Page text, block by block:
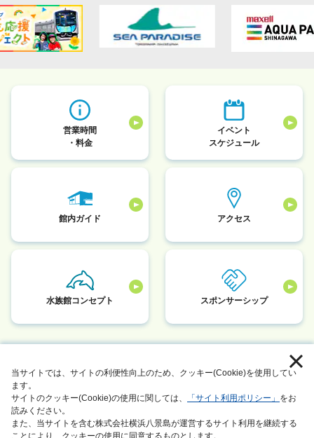
当サイトでは、サイトの利便性向上のため、クッキー(Cookie)を使用してい
ます。
サイトのクッキー(Cookie)の使用に関しては、
「サイト利用ポリシー」 をお
読みください。
また、当サイトを含む株式会社横浜八景島が運営するサイト利用を継続する
ことにより、クッキーの使用に同意するものとします。
営業時間
・料金
イベント
スケジュール
館内ガイド アクセス
水族館コンセプト スポンサーシップ
個人情報保護方針
動物取扱業に関する表示 このサイトについて
サステナビリティアクション 会社情報